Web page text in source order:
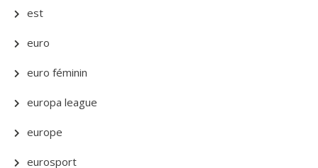
est
euro
euro féminin
europa league
europe
eurosport